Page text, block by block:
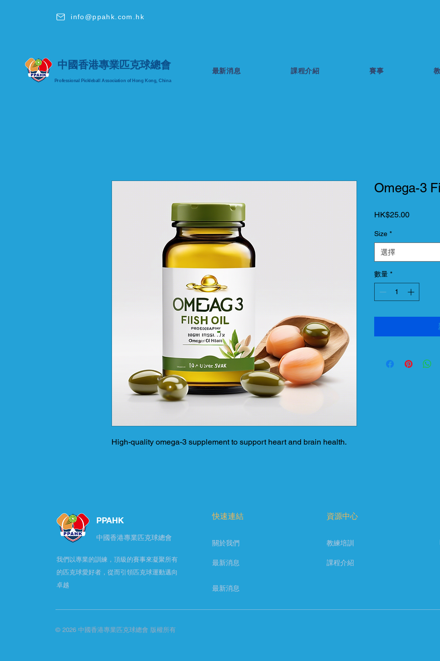
info@ppahk.com.hk
中國香港專業匹克球總會
Professional Pickleball Association of Hong Kong, China
最新消息 課程介紹 賽事
High-quality omega-3 supplement to support heart and brain health.
Omega-3
HK$25.00價
Size *
選擇
數量 *
PPAHK
​中國香港專業匹克球總會
我們以專業的訓練，頂級的賽事來凝聚所有
的匹克球愛好者，從而引領匹克球運動邁向
卓越
快速連結
關於我們
最新消息
最新消息
資源中心
教練培訓
課程介紹
© 2026 中國香港專業匹克球總會 版權所有